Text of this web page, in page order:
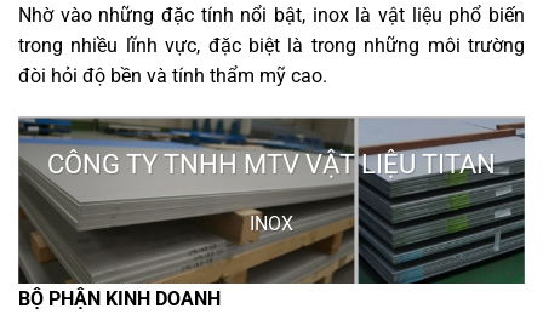
Nhờ vào những đặc tính nổi bật, inox là vật liệu phổ biến
trong nhiều lĩnh vực, đặc biệt là trong những môi trường
đòi hỏi độ bền và tính thẩm mỹ cao.
CÔNG TY TNHH MTV VẬT LIỆU TITAN
INOX
BỘ PHẬN KINH DOANH